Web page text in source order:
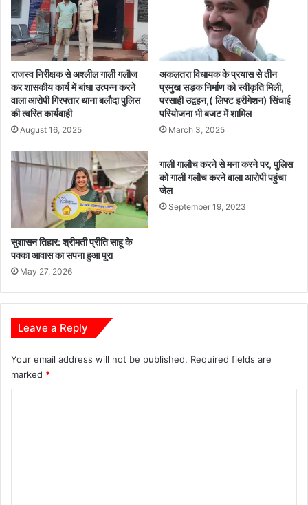
र
2
0
2
5
से
2
5
दि
म्ब
5
त
क
हों
आ
यो
ज
,
बि
चौ
लि
यों
ए
वं
को
चि
प
ई
जा
री
राजस्व निरीक्षक से अश्लील गाली गलौज
कर शासकीय कार्य में बांधा उत्पन्न करने
वाला आरोपी गिरफ्तार थाना बलौदा पुलिस
की त्वरित कार्यवाही
August 16, 2025
अकलतरा विधायक के प्रयास से तीन
प्रमुख सड़क निर्माण को स्वीकृति मिली,
परसाही उद्वहन,( लिफ्ट इरीगेशन) सिंचाई
परियोजना भी बजट में शामिल
March 3, 2025
सुशासन तिहार: श्रीमती प्रीति साहू के
पक्का आवास का सपना हुआ पूरा
May 27, 2026
गाली गालौच करने से मना करने पर, पुलिस
को गाली गलौच करने वाला आरोपी पहुंचा
जेल
September 19, 2023
Leave a Reply
Your email address will not be published. Required fields are
marked *